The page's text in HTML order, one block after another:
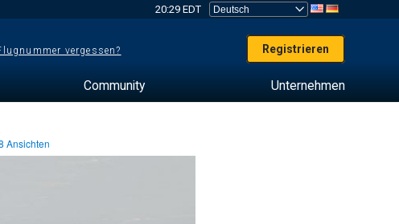
20:29 EDT
vergessen? Registrieren
Community Unternehmen
Ansichten